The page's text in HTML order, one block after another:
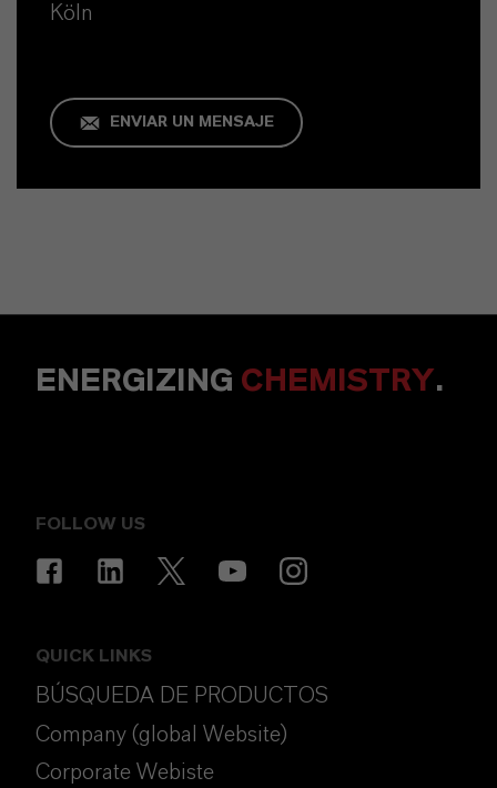
Köln
ENVIAR UN MENSAJE
ENERGIZING CHEMISTRY.
FOLLOW US
QUICK LINKS
BÚSQUEDA DE PRODUCTOS
Company (global Website)
Corporate Webiste